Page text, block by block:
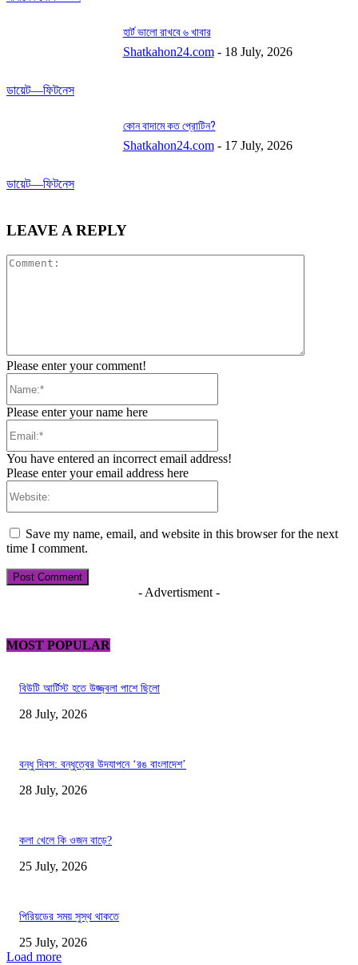
ডায়েট—ফিটনেস
হার্ট ভালো রাখবে ৬ খাবার
Shatkahon24.com - 18 July, 2026
ডায়েট—ফিটনেস
কোন বাদামে কত প্রোটিন?
Shatkahon24.com - 17 July, 2026
LEAVE A REPLY
Please enter your comment!
Please enter your name here
You have entered an incorrect email address!
Please enter your email address here
Save my name, email, and website in this browser for the next
time I comment.
- Advertisment -
MOST POPULAR
বিউটি আর্টিস্ট হতে উজ্জ্বলা পাশে ছিলো
28 July, 2026
বন্ধু দিবস: বন্ধুত্বের উদযাপনে ‘রঙ বাংলাদেশ’
28 July, 2026
কলা খেলে কি ওজন বাড়ে?
25 July, 2026
পিরিয়ডের সময় সুস্থ থাকতে
25 July, 2026
Load more